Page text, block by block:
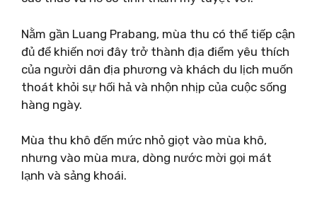
Nằm gần Luang Prabang, mùa thu có thể tiếp cận
đủ để khiến nơi đây trở thành địa điểm yêu thích
của người dân địa phương và khách du lịch muốn
thoát khỏi sự hối hả và nhộn nhịp của cuộc sống
hàng ngày.
Mùa thu khô đến mức nhỏ giọt vào mùa khô,
nhưng vào mùa mưa, dòng nước mời gọi mát
lạnh và sảng khoái.